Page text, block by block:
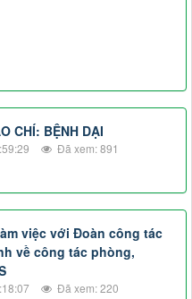
CHÍ: BỆNH DẠI
Đã xem: 891
việc với Đoàn công tác
về công tác phòng,
Đã xem: 220